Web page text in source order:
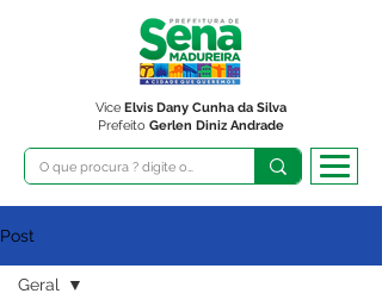
Prefeito Gerlen Diniz Andrade
Vice Elvis Dany Cunha da Silva
Post
Geral